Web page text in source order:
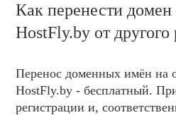
ВОПРОСЫ И ОТВЕТЫ
ДОКУМЕНТЫ
ВЛАДЕЛЬЦАМ
Как перенести
HostFly.by от другого
Перенос доменных имён на
HostFly.by - бесплатный.
регистрации и,